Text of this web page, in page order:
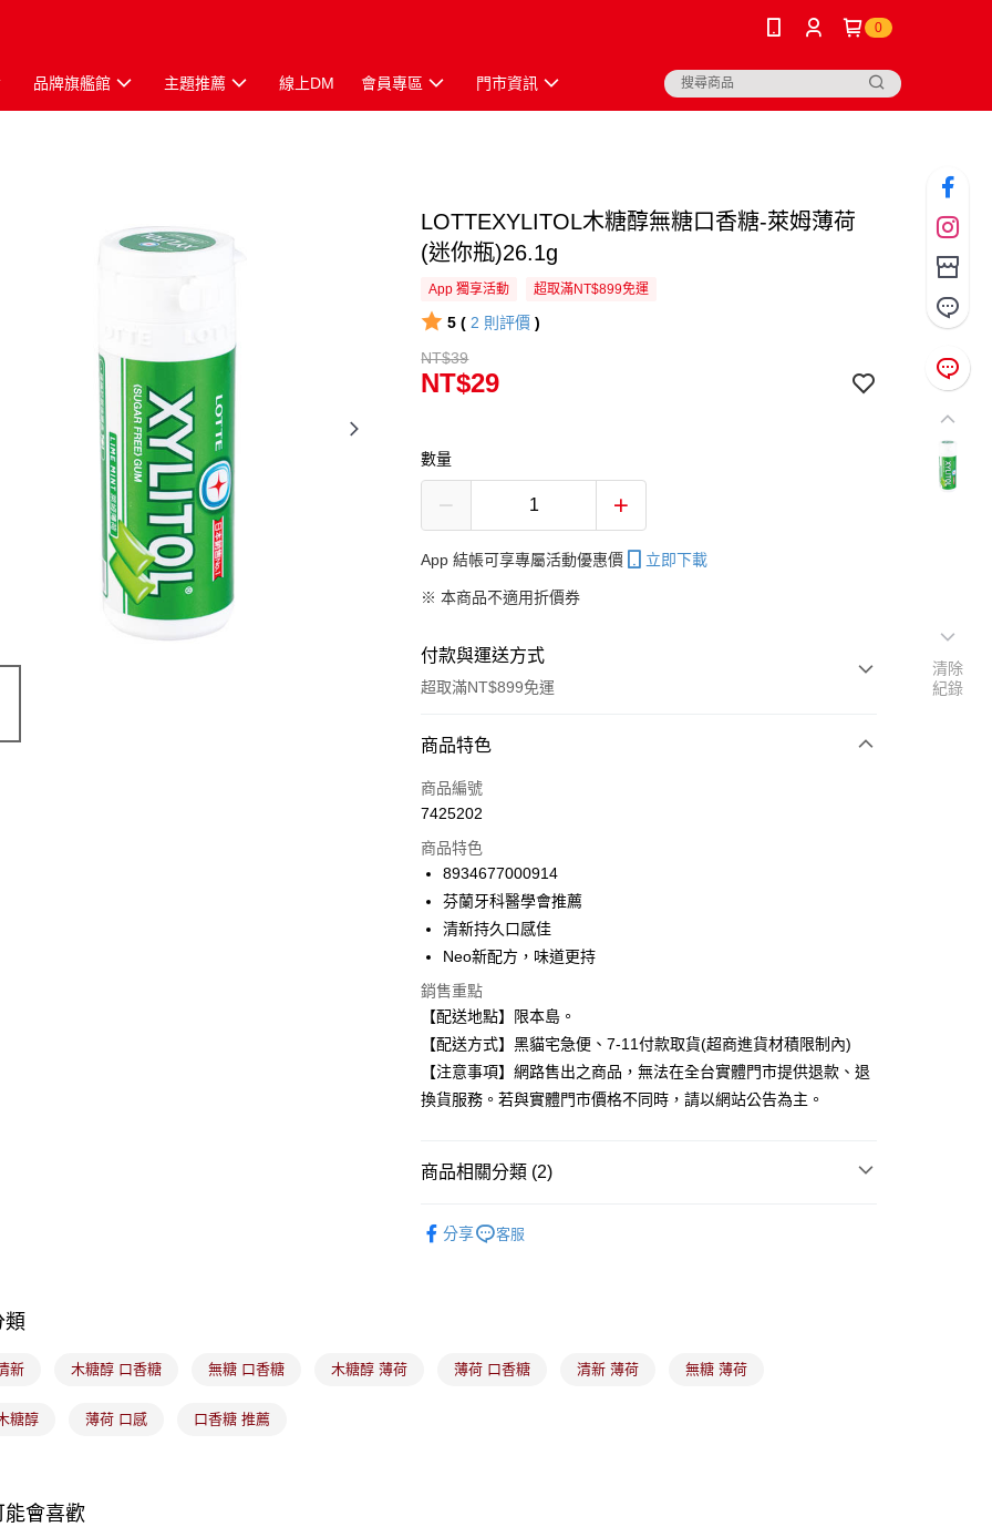
0
品牌旗艦館 主題推薦 線上DM 會員專區 門市資訊
LOTTEXYLITOL木糖醇無糖口香糖-萊姆薄荷
(迷你瓶)26.1g
App 獨享活動 超取滿NT$899免運
5 ( 2 則評價 )
NT$39
NT$29
數量
App 結帳可享專屬活動優惠價 立即下載
※ 本商品不適用折價券
付款與運送方式
超取滿NT$899免運
付款方式
信用卡一次付款
LINE Pay
Apple Pay
街口支付
悠遊付
全盈+PAY
大哥付你分期
【大哥付你分期使用說明】
1.本服務由台灣大哥大提供，台灣大哥大用戶可立即使用無須另外申請。
完成交易。
1.分期款項不併入電信帳單，「大哥付你分期」於每月結算日後寄送繳費提
醒簡訊。
ATM付款
運送方式
付款後全家取貨
商品特色
商品編號
7425202
商品特色
8934677000914
芬蘭牙科醫學會推薦
清新持久口感佳
Neo新配方，味道更持
銷售重點
【配送地點】限本島。
【配送方式】黑貓宅急便、7-11付款取貨(超商進貨材積限制內)
【注意事項】網路售出之商品，無法在全台實體門市提供退款、退
換貨服務。若與實體門市價格不同時，請以網站公告為主。
商品相關分類 (2)
分享 客服
類
新 木糖醇 口香糖 無糖 口香糖 木糖醇 薄荷 薄荷 口香糖 清新 薄荷 無糖 薄荷
糖醇 薄荷 口感 口香糖 推薦
能會喜歡
清除
紀錄